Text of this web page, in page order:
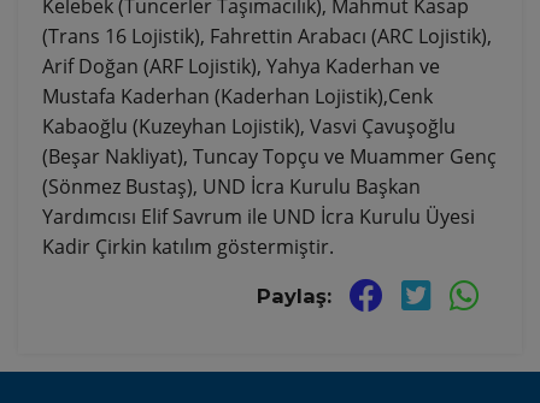
Kelebek (Tuncerler Taşımacılık), Mahmut Kasap
(Trans 16 Lojistik), Fahrettin Arabacı (ARC Lojistik),
Arif Doğan (ARF Lojistik), Yahya Kaderhan ve
Mustafa Kaderhan (Kaderhan Lojistik),Cenk
Kabaoğlu (Kuzeyhan Lojistik), Vasvi Çavuşoğlu
(Beşar Nakliyat), Tuncay Topçu ve Muammer Genç
(Sönmez Bustaş), UND İcra Kurulu Başkan
Yardımcısı Elif Savrum ile UND İcra Kurulu Üyesi
Kadir Çirkin katılım göstermiştir.
Paylaş: